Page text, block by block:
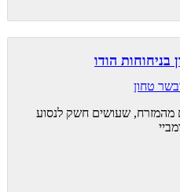
הודו
שעושים חשק לנסוע